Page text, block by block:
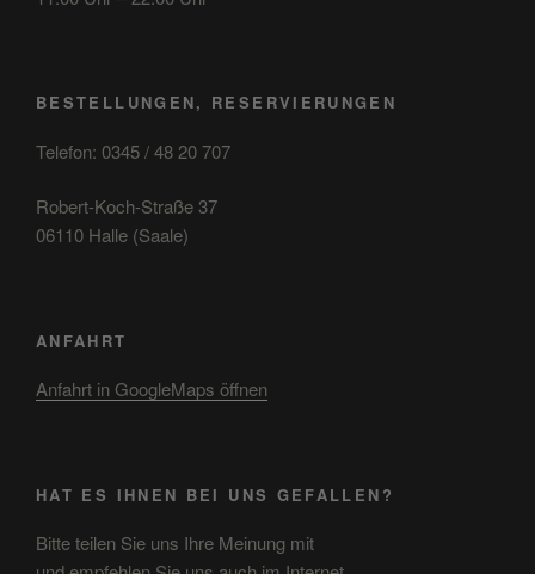
BESTELLUNGEN, RESERVIERUNGEN
Telefon: 0345 / 48 20 707
Robert-Koch-Straße 37
06110 Halle (Saale)
ANFAHRT
Anfahrt in GoogleMaps öffnen
HAT ES IHNEN BEI UNS GEFALLEN?
Bitte teilen Sie uns Ihre Meinung mit